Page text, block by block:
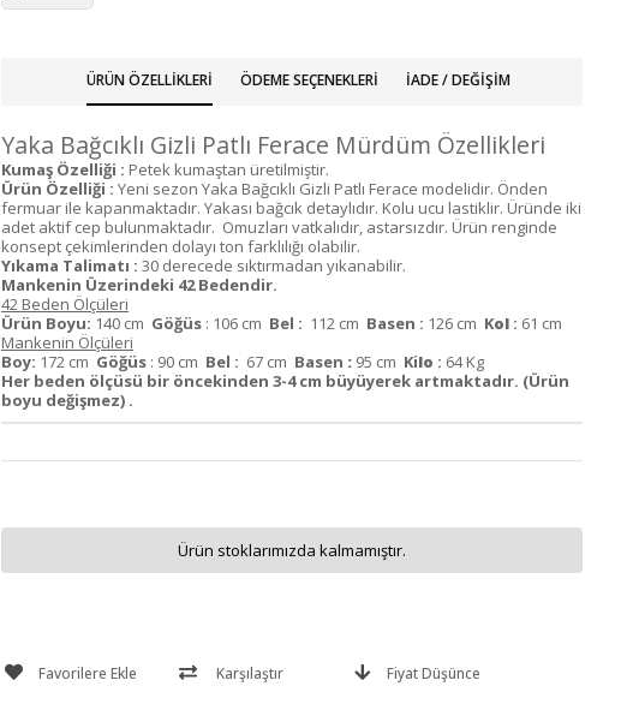
ÜRÜN ÖZELLIKLERI ÖDEME SEÇENEKLERI İADE / DEĞIŞIM
Yaka Bağcıklı Gizli Patlı Ferace Mürdüm Özellikleri
Kumaş Özelliği : Petek kumaştan üretilmiştir.
Ürün Özelliği : Yeni sezon Yaka Bağcıklı Gizli Patlı Ferace modelidir. Önden
fermuar ile kapanmaktadır. Yakası bağcık detaylıdır. Kolu ucu lastiklir. Üründe iki
adet aktif cep bulunmaktadır. Omuzları vatkalıdır, astarsızdır. Ürün renginde
konsept çekimlerinden dolayı ton farklılığı olabilir.
Yıkama Talimatı : 30 derecede sıktırmadan yıkanabilir.
Mankenin Üzerindeki 42 Bedendir.
42 Beden Ölçüleri
Ürün Boyu: 140 cm Göğüs : 106 cm Bel : 112 cm Basen : 126 cm Kol : 61 cm
Mankenin Ölçüleri
Boy: 172 cm Göğüs : 90 cm Bel : 67 cm Basen : 95 cm Kilo : 64 Kg
Her beden ölçüsü bir öncekinden 3-4 cm büyüyerek artmaktadır. (Ürün
boyu değişmez) .
Ürün stoklarımızda kalmamıştır.
Favorilere Ekle Karşılaştır Fiyat Düşünce